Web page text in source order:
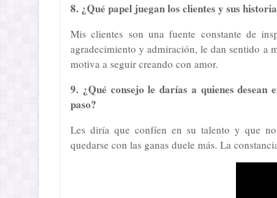
8. ¿Qué papel juegan los clientes y sus
Mis clientes son una fuente constante de
agradecimiento y admiración, le dan sentido a
motiva a seguir creando con amor.
9. ¿Qué consejo le darías a quienes
paso?
Les diría que confíen en su talento y que
quedarse con las ganas duele más. La